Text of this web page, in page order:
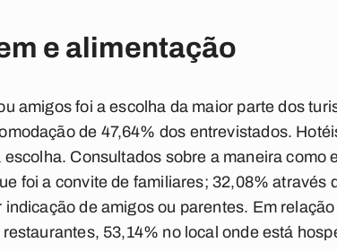
e alimentação
amigos foi a escolha da maior parte dos
de 47,64% dos entrevistados.
Consultados sobre a maneira como
foi a convite de familiares; 32,08% através
de amigos ou parentes. Em
53,14% no local onde está